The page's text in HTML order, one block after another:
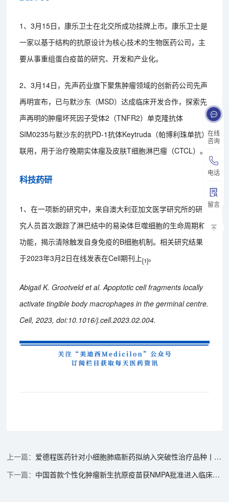
在线
咨询
电话
留言
1、3月15日，康乐卫士在北交所成功挂牌上市。康乐卫士是
一家以基于结构的抗原设计为核心技术的生物医药公司，主
要从事重组蛋白疫苗的研究、开发和产业化。
2、3月14日，先声药业旗下聚焦肿瘤领域的创新药公司先声
再明宣布，已与默沙东（MSD）达成临床开发合作，探索先
声再明的肿瘤坏死因子受体2（TNFR2）单克隆抗体
SIM0235与默沙东的抗PD-1抗体Keytruda（帕博利珠单抗）
联用，用于治疗晚期实体瘤及皮肤T细胞淋巴瘤（CTCL）。
科技药研
1、在一项新的研究中，来自澳大利亚加文医学研究所的研
究人员首次跟踪了淋巴结中的易染体巨噬细胞的生命周期和
功能，揭示清除触发自身免疫的B细胞机制。相关研究结果
于2023年3月2日在线发表在Cell期刊上[1]。
Abigail K. Grootveld et al. Apoptotic cell fragments locally
activate tingible body macrophages in the germinal centre.
Cell, 2023, doi:10.1016/j.cell.2023.02.004.
爱德程医药针对小细胞肺癌新药拟纳入突破性治疗品种丨“美”天新药事
中国首款个性化肿瘤新生抗原疫苗获NMPA批准进入临床阶段丨“美”天新药事